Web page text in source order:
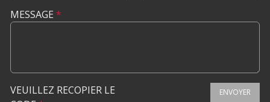
MESSAGE *
VEUILLEZ RECOPIER LE
ENVOYER